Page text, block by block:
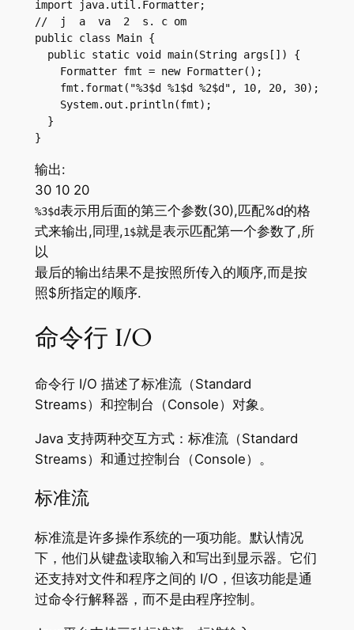
import java.util.Formatter;
//  j  a  va  2  s. c om
public class Main {
  public static void main(String args[]) {
    Formatter fmt = new Formatter();
    fmt.format("%3$d %1$d %2$d", 10, 20, 30);
    System.out.println(fmt);
  }
}
输出:
30 10 20
%3$d表示用后面的第三个参数(30),匹配%d的格
式来输出,同理,1$就是表示匹配第一个参数了,所
以
最后的输出结果不是按照所传入的顺序,而是按
照$所指定的顺序.
命令行 I/O
命令行 I/O 描述了标准流（Standard
Streams）和控制台（Console）对象。
Java 支持两种交互方式：标准流（Standard
Streams）和通过控制台（Console）。
标准流
标准流是许多操作系统的一项功能。默认情况
下，他们从键盘读取输入和写出到显示器。它们
还支持对文件和程序之间的 I/O，但该功能是通
过命令行解释器，而不是由程序控制。